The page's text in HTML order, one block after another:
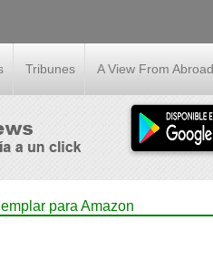
Tribunes A View From Abroad
para Amazon